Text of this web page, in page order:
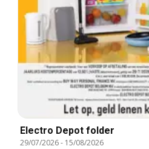
Electro Depot folder
29/07/2026- 15/08/2026